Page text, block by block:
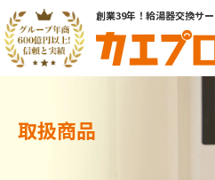
創業39年！給湯器交換サ
取扱商品